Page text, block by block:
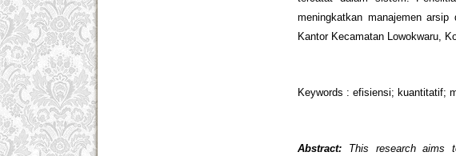
meningkatkan manajemen
Kantor Kecamatan Lowokwaru,
Keywords : efisiensi; kuantitatif;
Abstract: This research aims